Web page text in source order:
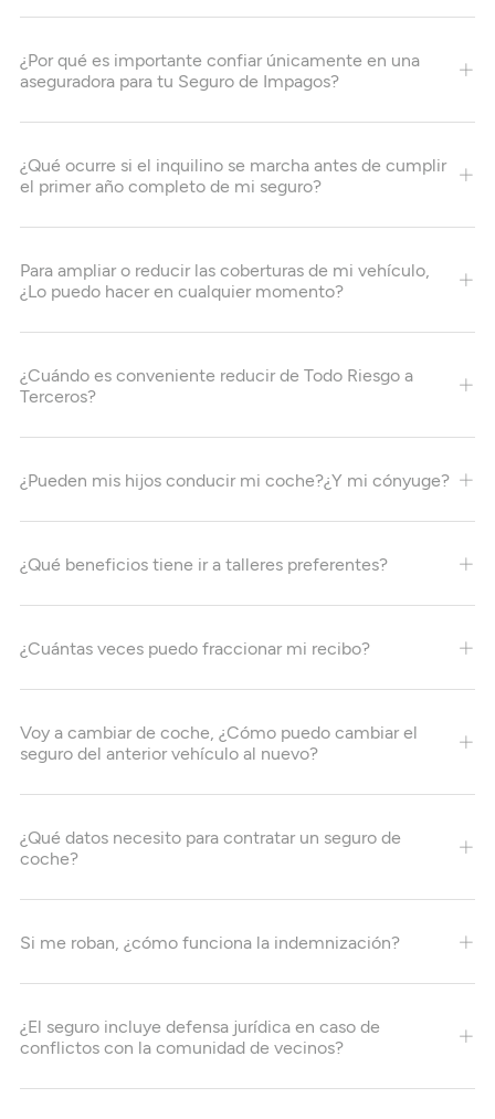
¿Por qué es importante confiar únicamente en una
aseguradora para tu Seguro de Impagos?
¿Qué ocurre si el inquilino se marcha antes de cumplir
el primer año completo de mi seguro?
Para ampliar o reducir las coberturas de mi vehículo,
¿Lo puedo hacer en cualquier momento?
¿Cuándo es conveniente reducir de Todo Riesgo a
Terceros?
¿Pueden mis hijos conducir mi coche?¿Y mi cónyuge?
¿Qué beneficios tiene ir a talleres preferentes?
¿Cuántas veces puedo fraccionar mi recibo?
Voy a cambiar de coche, ¿Cómo puedo cambiar el
seguro del anterior vehículo al nuevo?
¿Qué datos necesito para contratar un seguro de
coche?
Si me roban, ¿cómo funciona la indemnización?
¿El seguro incluye defensa jurídica en caso de
conflictos con la comunidad de vecinos?